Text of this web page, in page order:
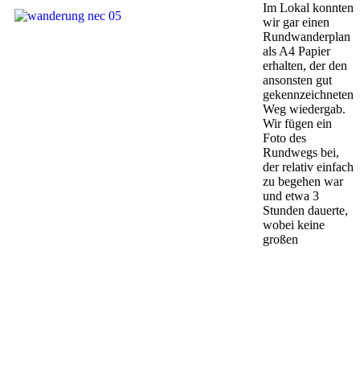
Im Lokal konnten
wir gar einen
Rundwanderplan
als A4 Papier
erhalten, der den
ansonsten gut
gekennzeichneten
Weg wiedergab.
Wir fügen ein
Foto des
Rundwegs bei,
der relativ einfach
zu begehen war
und etwa 3
Stunden dauerte,
wobei keine
großen